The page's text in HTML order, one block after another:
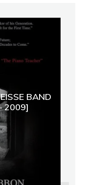
BAND [
2009]